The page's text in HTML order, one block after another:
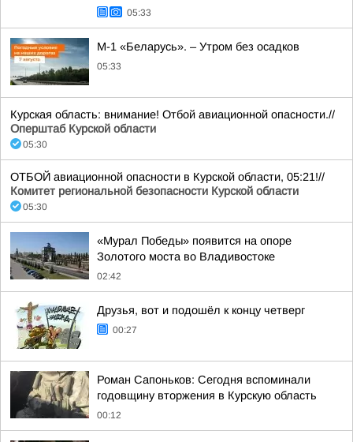
05:33
М-1 «Беларусь». – Утром без осадков
05:33
Курская область: внимание! Отбой авиационной опасности.//
Оперштаб Курской области
05:30
ОТБОЙ авиационной опасности в Курской области, 05:21!//
Комитет региональной безопасности Курской области
05:30
«Мурал Победы» появится на опоре
Золотого моста во Владивостоке
02:42
Друзья, вот и подошёл к концу четверг
00:27
Роман Сапоньков: Сегодня вспоминали
годовщину вторжения в Курскую область
00:12